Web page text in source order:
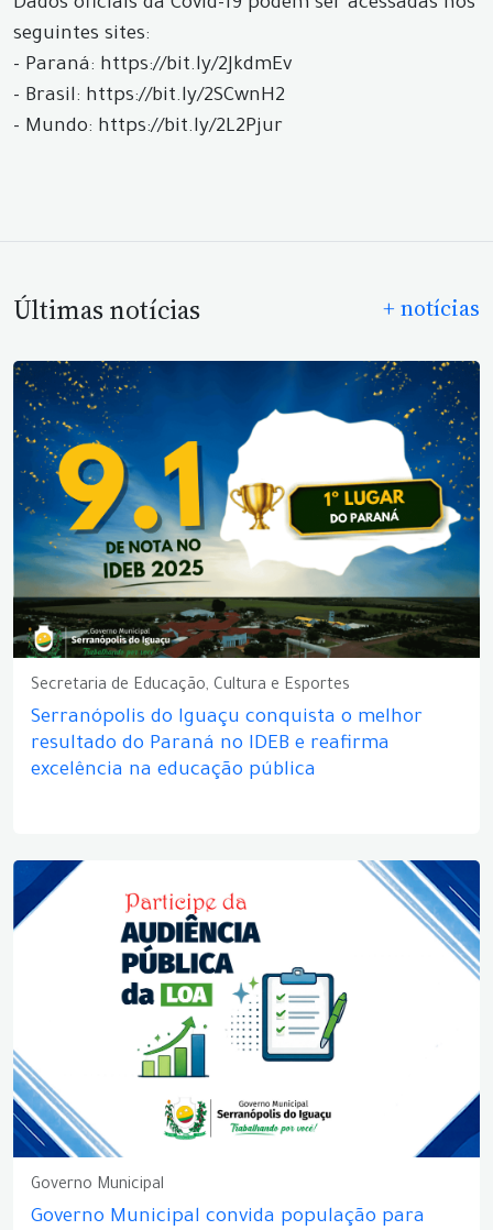
Dados oficiais da Covid-19 podem ser acessadas nos
seguintes sites:
- Paraná: https://bit.ly/2JkdmEv
- Brasil: https://bit.ly/2SCwnH2
- Mundo: https://bit.ly/2L2Pjur
Últimas notícias + notícias
Secretaria de Educação, Cultura e Esportes
Serranópolis do Iguaçu conquista o melhor
resultado do Paraná no IDEB e reafirma
excelência na educação pública
Governo Municipal
Governo Municipal convida população para